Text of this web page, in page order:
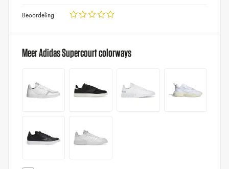
Beoordeling
Meer Adidas Supercourt colorways